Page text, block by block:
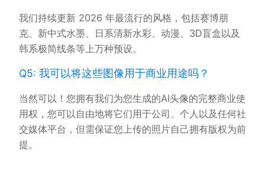
我们持续更新 2026 年最流行的风格，包括赛博朋
克、新中式水墨、日系清新水彩、动漫、3D盲盒以及
韩系极简线条等上万种预设。
Q5: 我可以将这些图像用于商业用途吗？
当然可以！您拥有我们为您生成的AI头像的完整商业使
用权，您可以自由地将它们用于公司、个人以及任何社
交媒体平台，但需保证您上传的照片自己拥有版权为前
提。